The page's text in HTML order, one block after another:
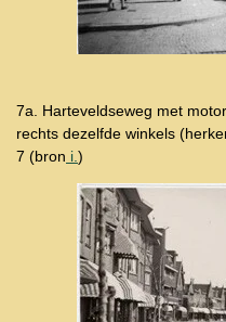
7a. Harteveldseweg met
rechts dezelfde winkels
7 (bron i. )